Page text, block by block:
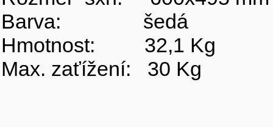
Barva: šedá
Hmotnost: 32,1 Kg
Max. zaťížení: 30 Kg